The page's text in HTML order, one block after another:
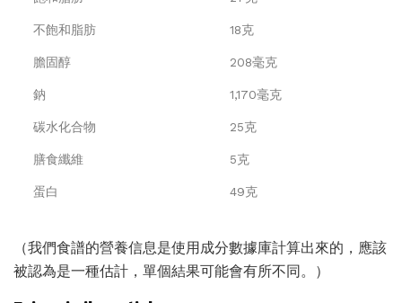
不飽和脂肪 18克
膽固醇 208毫克
鈉 1,170毫克
碳水化合物 25克
膳食纖維 5克
蛋白 49克
（我們食譜的營養信息是使用成分數據庫計算出來的，應該
被認為是一種估計，單個結果可能會有所不同。）